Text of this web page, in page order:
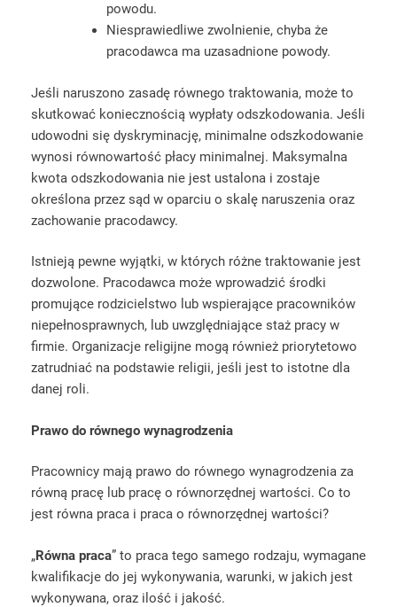
powodu.
Niesprawiedliwe zwolnienie, chyba że
pracodawca ma uzasadnione powody.
Jeśli naruszono zasadę równego traktowania, może to
skutkować koniecznością wypłaty odszkodowania. Jeśli
udowodni się dyskryminację, minimalne odszkodowanie
wynosi równowartość płacy minimalnej. Maksymalna
kwota odszkodowania nie jest ustalona i zostaje
określona przez sąd w oparciu o skalę naruszenia oraz
zachowanie pracodawcy.
Istnieją pewne wyjątki, w których różne traktowanie jest
dozwolone. Pracodawca może wprowadzić środki
promujące rodzicielstwo lub wspierające pracowników
niepełnosprawnych, lub uwzględniające staż pracy w
firmie. Organizacje religijne mogą również priorytetowo
zatrudniać na podstawie religii, jeśli jest to istotne dla
danej roli.
Prawo do równego wynagrodzenia
Pracownicy mają prawo do równego wynagrodzenia za
równą pracę lub pracę o równorzędnej wartości. Co to
jest równa praca i praca o równorzędnej wartości?
„Równa praca” to praca tego samego rodzaju, wymagane
kwalifikacje do jej wykonywania, warunki, w jakich jest
wykonywana, oraz ilość i jakość.